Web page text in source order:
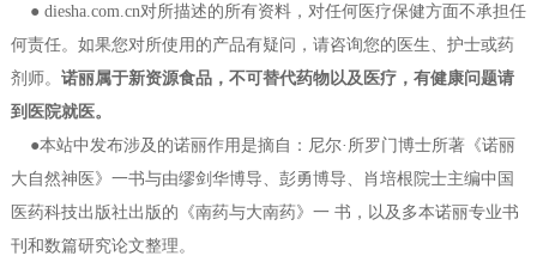
●diesha.com.cn对所描述的所有资料，对任何医疗保健方面不承担任
何责任。如果您对所使用的产品有疑问，请咨询您的医生、护士或药
剂师。 诺丽属于新资源食品，不可替代药物以及医疗，有健康问题请
到医院就医。
●本站中发布涉及的诺丽作用是摘自：尼尔·所罗门博士所著《诺丽
大自然神医》一书与由缪剑华博导、彭勇博导、肖培根院士主编中国
医药科技出版社出版的《南药与大南药》一 书，以及多本诺丽专业书
刊和数篇研究论文整理。